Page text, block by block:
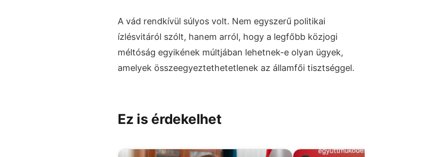
A vád rendkívül súlyos volt. Nem egyszerű politikai
ízlésvitáról szólt, hanem arról, hogy a legfőbb közjogi
méltóság egyikének múltjában lehetnek-e olyan ügyek,
amelyek összeegyeztethetetlenek az államfői tisztséggel.
Ez is érdekelhet